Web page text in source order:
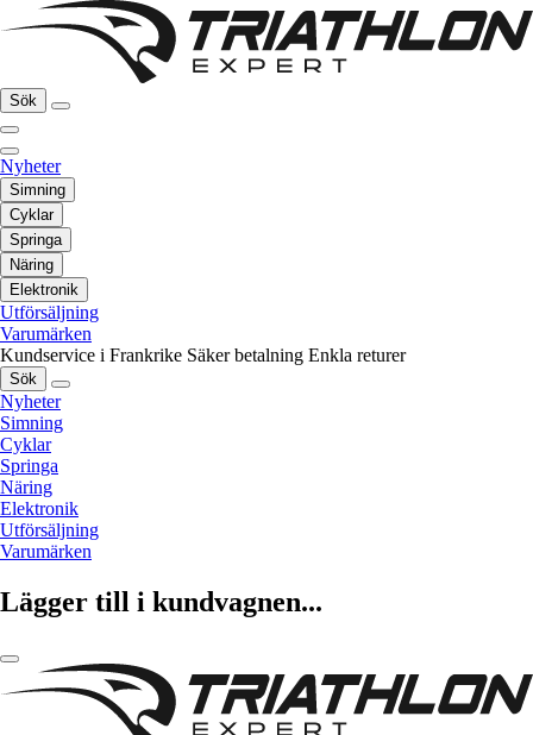
Sök
Nyheter
Simning
Cyklar
Springa
Näring
Elektronik
Utförsäljning
Varumärken
Kundservice i Frankrike Säker betalning Enkla returer
Sök
Nyheter
Simning
Cyklar
Springa
Näring
Elektronik
Utförsäljning
Varumärken
Lägger till i kundvagnen...